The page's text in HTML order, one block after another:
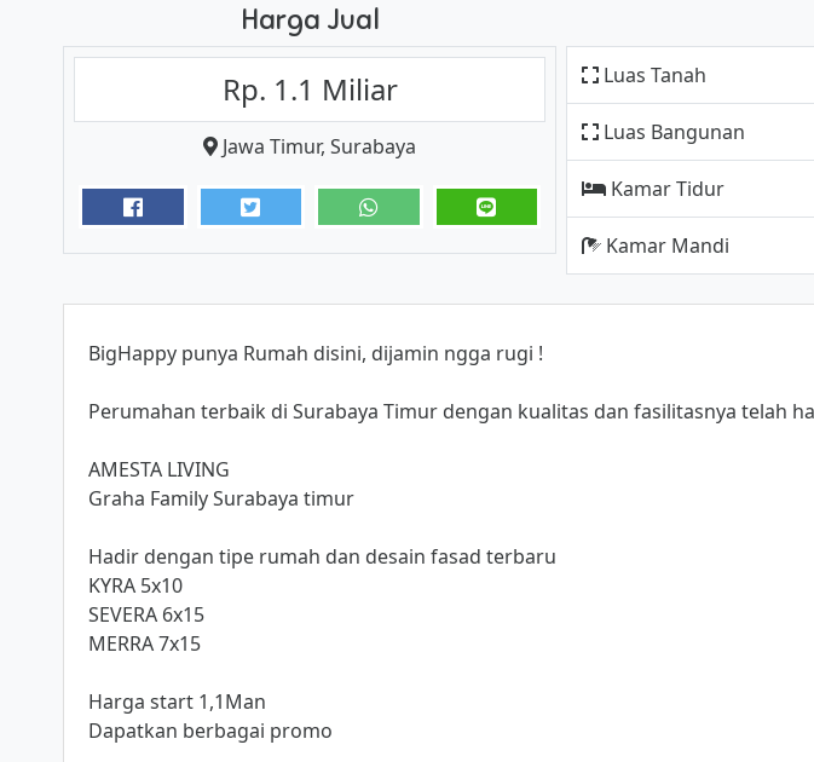
Harga Jual
Rp. 1.1 Miliar
Jawa Timur, Surabaya
Luas Tanah
Luas Bangunan
Kamar Tidur
Kamar Mandi
BigHappy punya Rumah disini, dijamin ngga rugi !
Perumahan terbaik di Surabaya Timur dengan kualitas dan fasilitasnya telah
AMESTA LIVING
Graha Family Surabaya timur
Hadir dengan tipe rumah dan desain fasad terbaru
KYRA 5x10
SEVERA 6x15
MERRA 7x15
Harga start 1,1Man
Dapatkan berbagai promo